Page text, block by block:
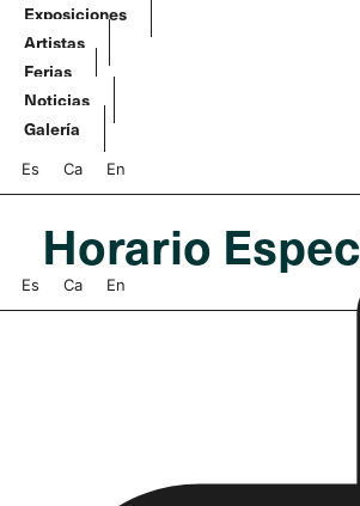
contenido
Exposiciones
Artistas
Ferias
Noticias
Galería
Es Ca En
Es Ca En
Horario